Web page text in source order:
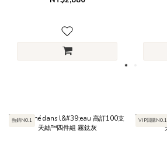
熱銷NO.1 VIP回購NO.1